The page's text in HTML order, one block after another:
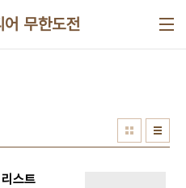
무한도전
스트